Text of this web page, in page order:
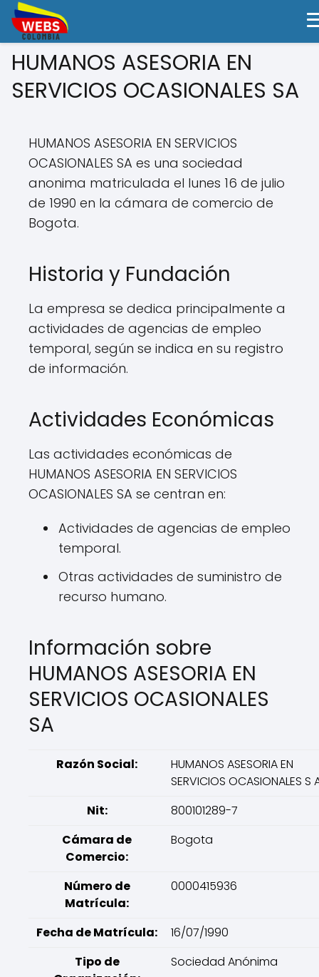
HUMANOS ASESORIA EN
SERVICIOS OCASIONALES SA
HUMANOS ASESORIA EN SERVICIOS
OCASIONALES SA es una sociedad
anonima matriculada el lunes 16 de julio
de 1990 en la cámara de comercio de
Bogota.
Historia y Fundación
La empresa se dedica principalmente a
actividades de agencias de empleo
temporal, según se indica en su registro
de información.
Actividades Económicas
Las actividades económicas de
HUMANOS ASESORIA EN SERVICIOS
OCASIONALES SA se centran en:
Actividades de agencias de empleo
temporal.
Otras actividades de suministro de
recurso humano.
Información sobre
HUMANOS ASESORIA EN
SERVICIOS OCASIONALES
SA
Razón Social:
HUMANOS ASESORIA EN
SERVICIOS OCASIONALES S
Nit:
800101289-7
Cámara de
Comercio:
Bogota
Número de
Matrícula:
0000415936
Fecha de Matrícula:
16/07/1990
Tipo de
Sociedad Anónima